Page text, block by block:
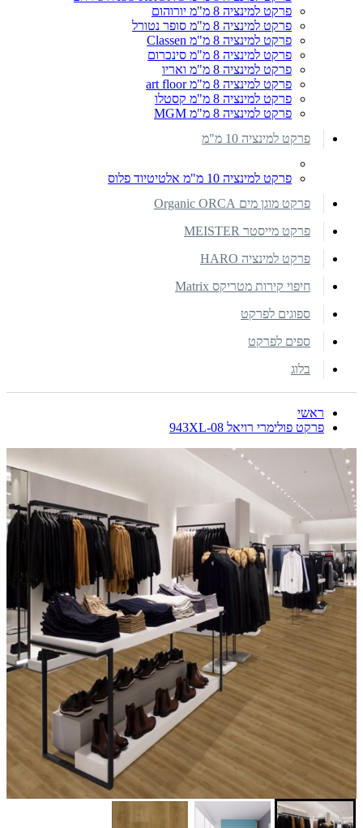
פרקט למינציה 8 מ"מ יורוהום
פרקט למינציה 8 מ"מ סופר נטורל
פרקט למינציה 8 מ"מ Classen
פרקט למינציה 8 מ"מ סינכרום
פרקט למינציה 8 מ"מ ואריו
פרקט למינציה 8 מ"מ art floor
פרקט למינציה 8 מ"מ קסטלו
פרקט למינציה 8 מ"מ MGM
פרקט למינציה 10 מ"מ
פרקט למינציה 10 מ"מ אלטיטיוד פלוס
פרקט מוגן מים Organic ORCA
פרקט מייסטר MEISTER
פרקט למינציה HARO
חיפוי קירות מטריקס Matrix
ספוגים לפרקט
ספים לפרקט
בלוג
ראשי
פרקט פולימרי רויאל 943XL-08